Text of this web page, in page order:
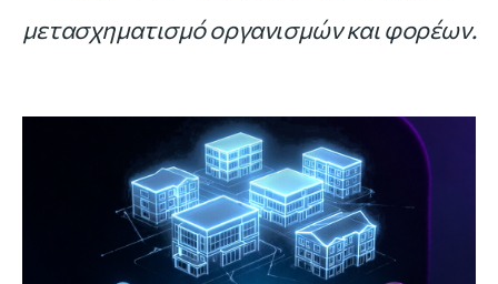
μετασχηματισμό οργανισμών και φορέων.